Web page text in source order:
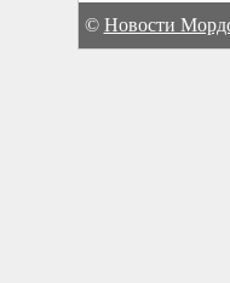
© Новости